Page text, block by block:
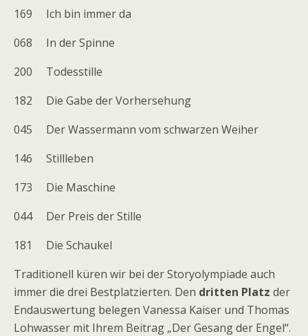
169 Ich bin immer da
068 In der Spinne
200 Todesstille
182 Die Gabe der Vorhersehung
045 Der Wassermann vom schwarzen Weiher
146 Stillleben
173 Die Maschine
044 Der Preis der Stille
181 Die Schaukel
Traditionell küren wir bei der Storyolympiade auch
immer die drei Bestplatzierten. Den dritten Platz der
Endauswertung belegen Vanessa Kaiser und Thomas
Lohwasser mit Ihrem Beitrag „Der Gesang der Engel“.